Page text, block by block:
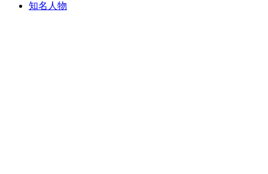
知名人物